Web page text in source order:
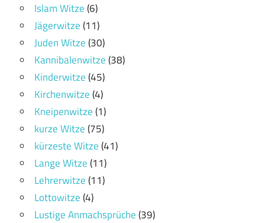
Islam Witze(6)
Jägerwitze(11)
Juden Witze(30)
Kannibalenwitze(38)
Kinderwitze(45)
Kirchenwitze(4)
Kneipenwitze(1)
kurze Witze(75)
kürzeste Witze(41)
Lange Witze(11)
Lehrerwitze(11)
Lottowitze(4)
Lustige Anmachsprüche(39)